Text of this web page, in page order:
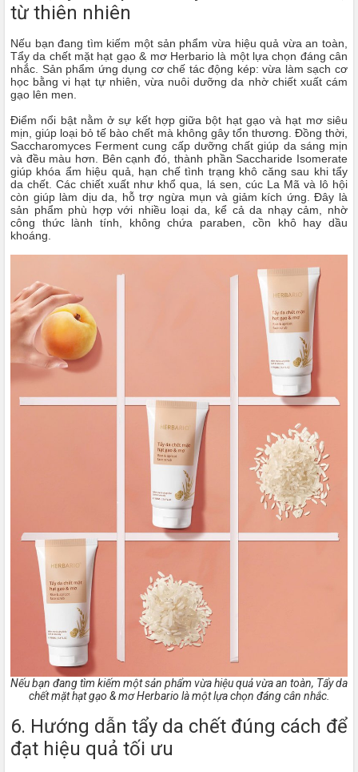
từ thiên nhiên
Nếu bạn đang tìm kiếm một sản phẩm vừa hiệu quả vừa an toàn,
Tẩy da chết mặt hạt gạo & mơ Herbario là một lựa chọn đáng cân
nhắc. Sản phẩm ứng dụng cơ chế tác động kép: vừa làm sạch cơ
học bằng vi hạt tự nhiên, vừa nuôi dưỡng da nhờ chiết xuất cám
gạo lên men.
Điểm nổi bật nằm ở sự kết hợp giữa bột hạt gạo và hạt mơ siêu
mịn, giúp loại bỏ tế bào chết mà không gây tổn thương. Đồng thời,
Saccharomyces Ferment cung cấp dưỡng chất giúp da sáng mịn
và đều màu hơn. Bên cạnh đó, thành phần Saccharide Isomerate
giúp khóa ẩm hiệu quả, hạn chế tình trạng khô căng sau khi tẩy
da chết. Các chiết xuất như khổ qua, lá sen, cúc La Mã và lô hội
còn giúp làm dịu da, hỗ trợ ngừa mụn và giảm kích ứng. Đây là
sản phẩm phù hợp với nhiều loại da, kể cả da nhạy cảm, nhờ
công thức lành tính, không chứa paraben, cồn khô hay dầu
khoáng.
Nếu bạn đang tìm kiếm một sản phẩm vừa hiệu quả vừa an toàn, Tẩy da
chết mặt hạt gạo & mơ Herbario là một lựa chọn đáng cân nhắc.
6. Hướng dẫn tẩy da chết đúng cách để
đạt hiệu quả tối ưu